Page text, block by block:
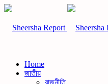
Home
জাতীয়
রাজনীতি